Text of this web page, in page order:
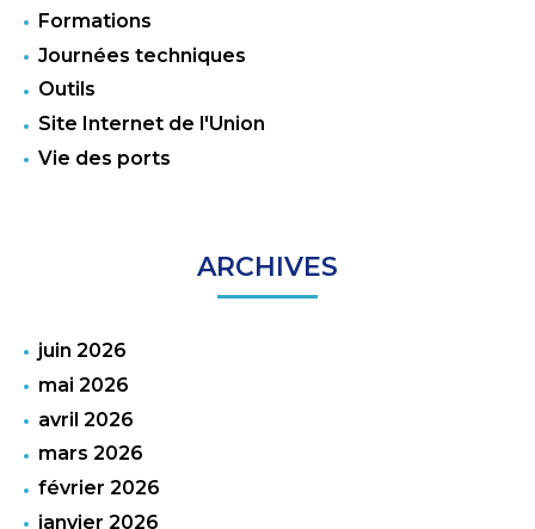
Formations
Journées techniques
Outils
Site Internet de l'Union
Vie des ports
ARCHIVES
juin 2026
mai 2026
avril 2026
mars 2026
février 2026
janvier 2026